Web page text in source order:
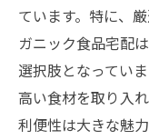
ています。特に、
ガニック食品宅配
選択肢となってい
高い食材を取り入
利便性は大きな魅